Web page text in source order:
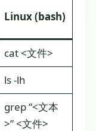
Linux (bash)
cat <文件>
ls -lh
grep “<文本
>” <文件>